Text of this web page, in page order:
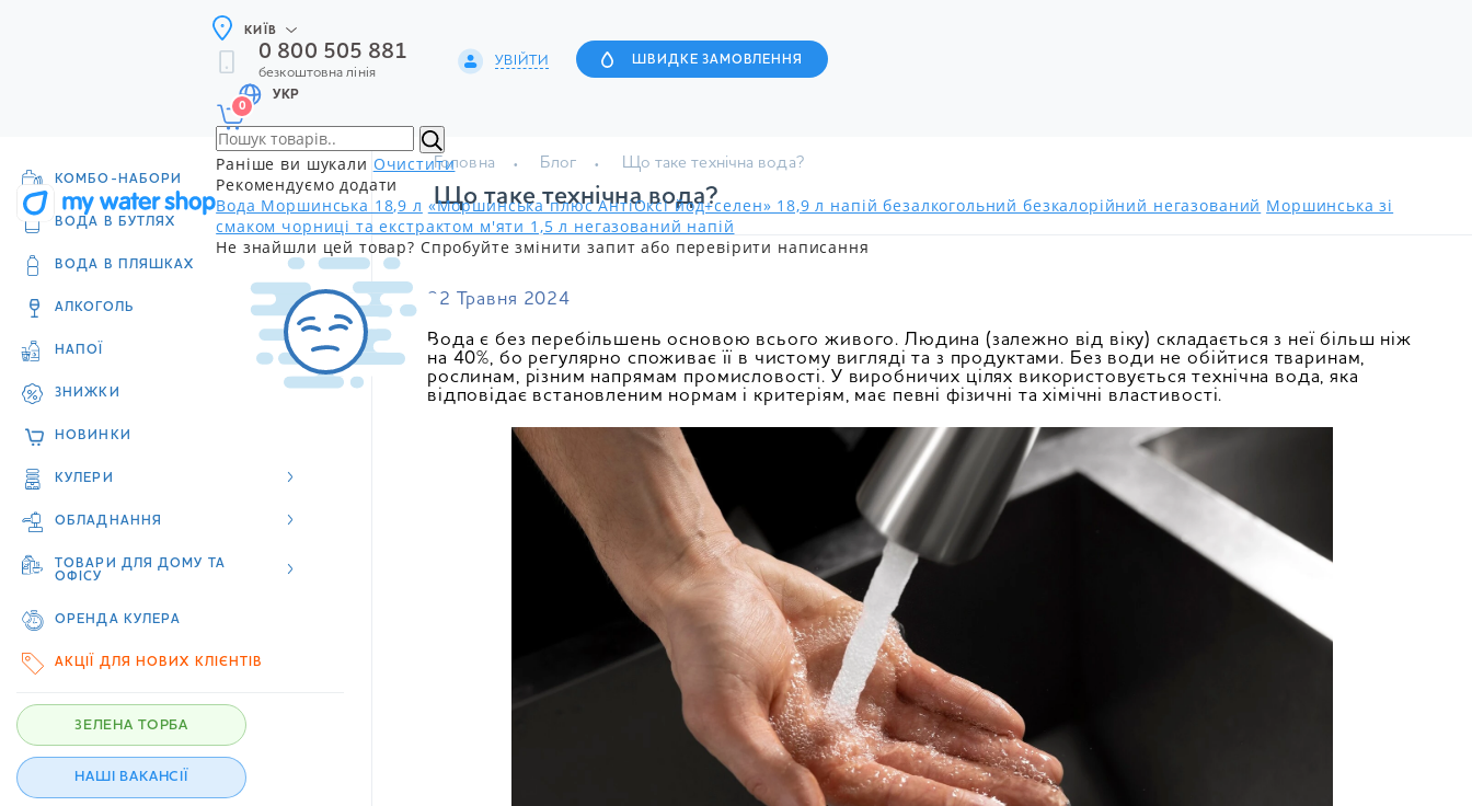
КИЇВ
0 800 505 881
безкоштовна лінія
УВІЙТИ ШВИДКЕ ЗАМОВЛЕННЯ
УКР
0
Раніше ви шукали Очистити
Рекомендуємо додати
Вода Моршинська 18,9 л «Моршинська плюс АнтіОксі йод+селен» 18,9 л напій безалкогольний безкалорійний негазований Моршинська зі
смаком чорниці та екстрактом м'яти 1,5 л негазований напій
Не знайшли цей товар? Спробуйте змінити запит або перевірити написання
КОМБО-НАБОРИ
ВОДА В БУТЛЯХ
ВОДА В ПЛЯШКАХ
АЛКОГОЛЬ
НАПОЇ
ЗНИЖКИ
НОВИНКИ
КУЛЕРИ
ОБЛАДНАННЯ
ТОВАРИ ДЛЯ ДОМУ ТА
ОФІСУ
ОРЕНДА КУЛЕРА
АКЦІЇ ДЛЯ НОВИХ КЛІЄНТІВ
ЗЕЛЕНА ТОРБА
НАШІ ВАКАНСІЇ
Головна Блог Що таке технічна вода?
Що таке технічна вода?
22 Травня 2024
Вода є без перебільшень основою всього живого. Людина (залежно від віку) складається з неї більш ніж
на 40%, бо регулярно споживає її в чистому вигляді та з продуктами. Без води не обійтися тваринам,
рослинам, різним напрямам промисловості. У виробничих цілях використовується технічна вода, яка
відповідає встановленим нормам і критеріям, має певні фізичні та хімічні властивості.